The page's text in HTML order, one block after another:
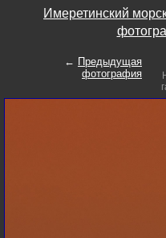
Имеретинский
← Предыдущая
фотография